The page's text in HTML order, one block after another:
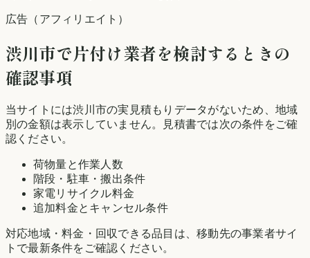
広告（アフィリエイト）
渋川市で片付け業者を検討するときの
確認事項
当サイトには渋川市の実見積もりデータがないため、地域
別の金額は表示していません。見積書では次の条件をご確
認ください。
荷物量と作業人数
階段・駐車・搬出条件
家電リサイクル料金
追加料金とキャンセル条件
対応地域・料金・回収できる品目は、移動先の事業者サイ
トで最新条件をご確認ください。